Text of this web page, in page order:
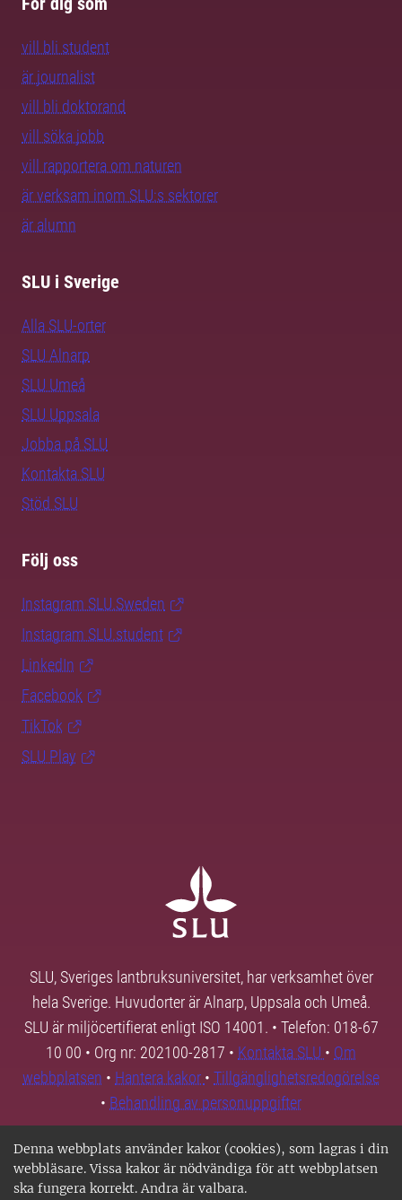
Denna webbplats använder kakor (cookies), som lagras i din
webbläsare. Vissa kakor är nödvändiga för att webbplatsen
ska fungera korrekt. Andra är valbara.
vill bli student
är journalist
vill bli doktorand
vill söka jobb
vill rapportera om naturen
är verksam inom SLU:s sektorer
är alumn
SLU i Sverige
Alla SLU-orter
SLU Alnarp
SLU Umeå
SLU Uppsala
Jobba på SLU
Kontakta SLU
Stöd SLU
Följ oss
Instagram SLU.Sweden
Instagram SLU.student
LinkedIn
Facebook
TikTok
SLU Play
SLU, Sveriges lantbruksuniversitet, har verksamhet över
hela Sverige. Huvudorter är Alnarp, Uppsala och Umeå.
SLU är miljöcertifierat enligt ISO 14001. • Telefon: 018-67
10 00 • Org nr: 202100-2817 • Kontakta SLU • Om
webbplatsen • Hantera kakor • Tillgänglighetsredogörelse
• Behandling av personuppgifter